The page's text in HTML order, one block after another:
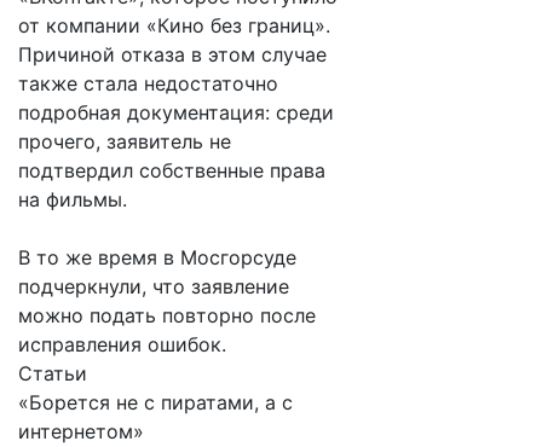
от компании «Кино без границ».
Причиной отказа в этом случае
также стала недостаточно
подробная документация: среди
прочего, заявитель не
подтвердил собственные права
на фильмы.
В то же время в Мосгорсуде
подчеркнули, что заявление
можно подать повторно после
исправления ошибок.
Статьи
«Борется не с пиратами, а с
интернетом»